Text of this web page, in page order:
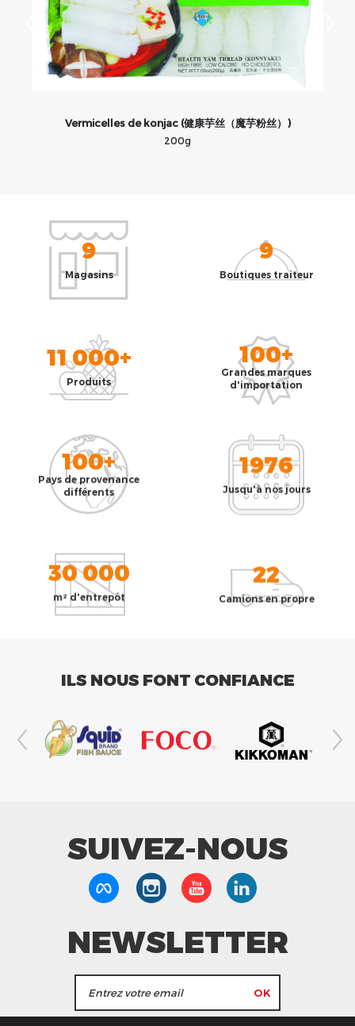
Vermicelles de konjac (健康芋丝（魔芋粉丝）)
200g
9
Magasins
9
Boutiques traiteur
11 000+
Produits
100+
Grandes marques
d'importation
100+
Pays de provenance
différents
1976
Jusqu'à nos jours
30 000
m² d'entrepôt
22
Camions en propre
ILS NOUS FONT CONFIANCE
SUIVEZ-NOUS
NEWSLETTER